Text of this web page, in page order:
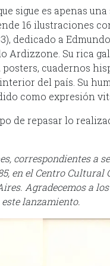
sigue es apenas
16 ilustraciones
dedicado a
Ardizzone. Su rica
cuadernos
del país. Su
como expresión
de repasar lo
correspondientes a
en el Centro Cultural
Agradecemos a
lanzamiento.